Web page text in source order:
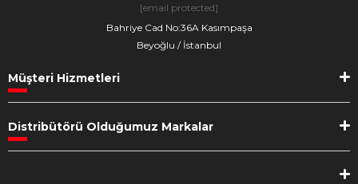
[email protected]
Bahriye Cad No:36A Kasımpaşa
Beyoğlu / İstanbul
Müşteri Hizmetleri
Distribütörü Olduğumuz Markalar